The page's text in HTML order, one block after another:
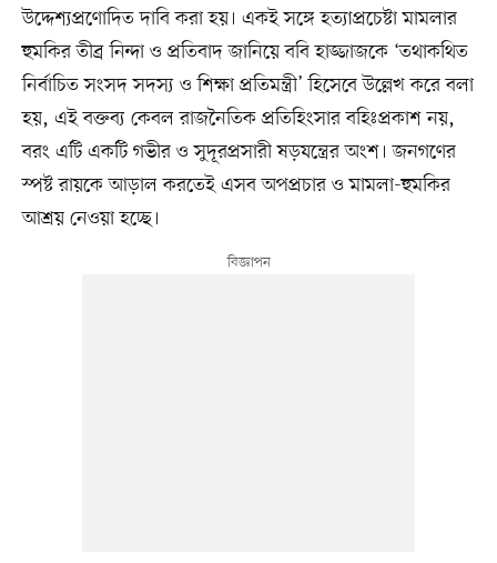
উদ্দেশ্যপ্রণোদিত দাবি করা হয়। একই সঙ্গে হত্যাপ্রচেষ্টা মামলার
হুমকির তীব্র নিন্দা ও প্রতিবাদ জানিয়ে ববি হাজ্জাজকে ‘তথাকথিত
নির্বাচিত সংসদ সদস্য ও শিক্ষা প্রতিমন্ত্রী’ হিসেবে উল্লেখ করে বলা
হয়, এই বক্তব্য কেবল রাজনৈতিক প্রতিহিংসার বহিঃপ্রকাশ নয়,
বরং এটি একটি গভীর ও সুদূরপ্রসারী ষড়যন্ত্রের অংশ। জনগণের
স্পষ্ট রায়কে আড়াল করতেই এসব অপপ্রচার ও মামলা-হুমকির
আশ্রয় নেওয়া হচ্ছে।